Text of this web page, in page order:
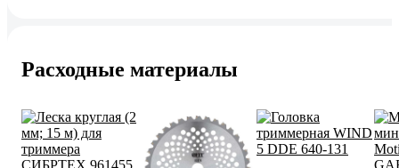
Расходные материалы